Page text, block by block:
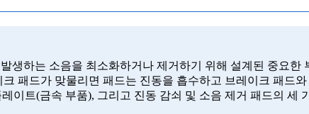
생하는 소음을 최소화하거나 제거하기 위해 설계된 중요한
패드가 맞물리면 패드는 진동을 흡수하고 브레이크 패드
이트(금속 부품), 그리고 진동 감쇠 및 소음 제거 패드의 세